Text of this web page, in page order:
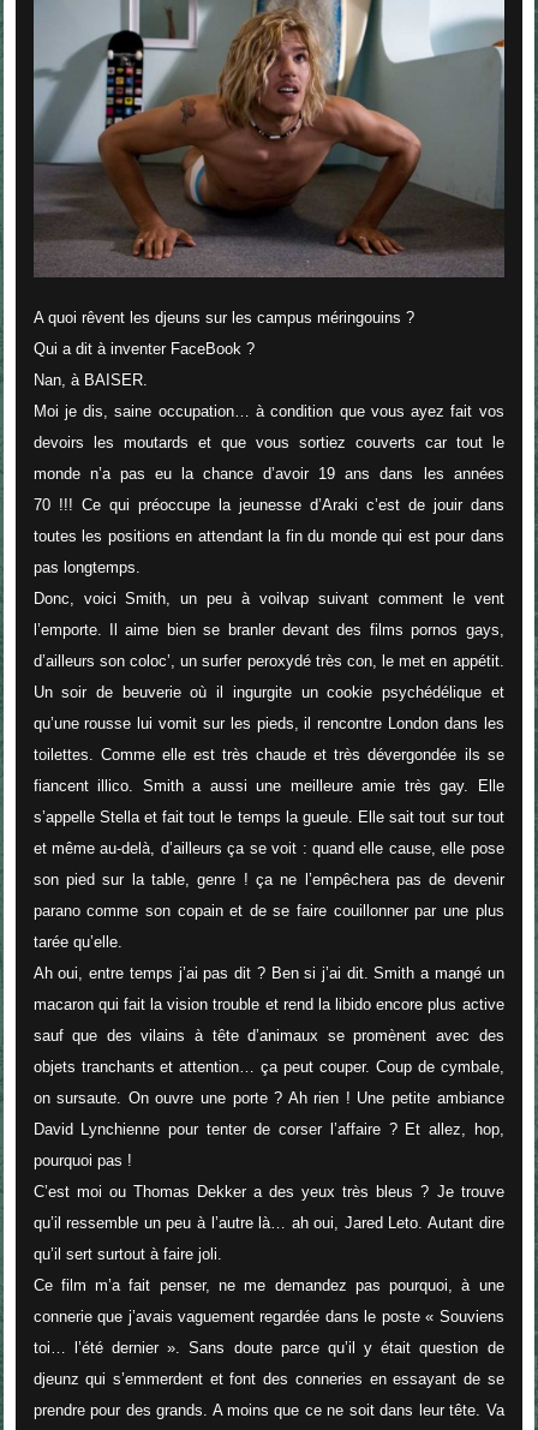
A quoi rêvent les djeuns sur les campus méringouins ?
Qui a dit à inventer FaceBook ?
Nan, à BAISER.
Moi je dis, saine occupation… à condition que vous ayez fait vos
devoirs les moutards et que vous sortiez couverts car tout le
monde n’a pas eu la chance d’avoir 19 ans dans les années
70 !!! Ce qui préoccupe la jeunesse d’Araki c’est de jouir dans
toutes les positions en attendant la fin du monde qui est pour dans
pas longtemps.
Donc, voici Smith, un peu à voilvap suivant comment le vent
l’emporte. Il aime bien se branler devant des films pornos gays,
d’ailleurs son coloc’, un surfer peroxydé très con, le met en appétit.
Un soir de beuverie où il ingurgite un cookie psychédélique et
qu’une rousse lui vomit sur les pieds, il rencontre London dans les
toilettes. Comme elle est très chaude et très dévergondée ils se
fiancent illico. Smith a aussi une meilleure amie très gay. Elle
s’appelle Stella et fait tout le temps la gueule. Elle sait tout sur tout
et même au-delà, d’ailleurs ça se voit : quand elle cause, elle pose
son pied sur la table, genre ! ça ne l’empêchera pas de devenir
parano comme son copain et de se faire couillonner par une plus
tarée qu’elle.
Ah oui, entre temps j’ai pas dit ? Ben si j’ai dit. Smith a mangé un
macaron qui fait la vision trouble et rend la libido encore plus active
sauf que des vilains à tête d’animaux se promènent avec des
objets tranchants et attention… ça peut couper. Coup de cymbale,
on sursaute. On ouvre une porte ? Ah rien ! Une petite ambiance
David Lynchienne pour tenter de corser l’affaire ? Et allez, hop,
pourquoi pas !
C’est moi ou Thomas Dekker a des yeux très bleus ? Je trouve
qu’il ressemble un peu à l’autre là… ah oui, Jared Leto. Autant dire
qu’il sert surtout à faire joli.
Ce film m’a fait penser, ne me demandez pas pourquoi, à une
connerie que j’avais vaguement regardée dans le poste « Souviens
toi… l’été dernier ». Sans doute parce qu’il y était question de
djeunz qui s’emmerdent et font des conneries en essayant de se
prendre pour des grands. A moins que ce ne soit dans leur tête. Va